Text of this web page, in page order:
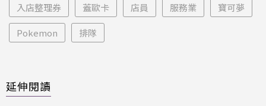
入店整理券 蓋歐卡 店員 服務業 寶可夢
Pokemon 排隊
延伸閱讀